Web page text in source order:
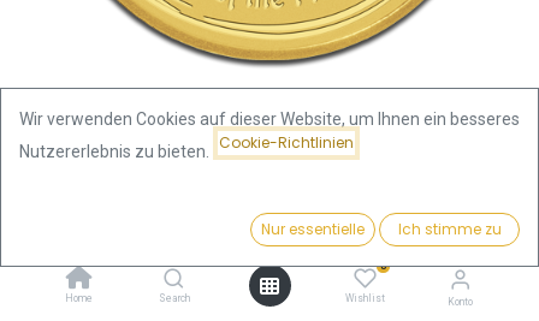
1.861,18€ Kaufen
Home Search
0
Wishlist Konto
Lunar Affe 1/2oz Goldmünze 2016
1.861,18
Wir verwenden Cookies auf dieser Website, um Ihnen ein besseres
Nutzererlebnis zu bieten.
Cookie-Richtlinien
Nur essentielle Ich stimme zu